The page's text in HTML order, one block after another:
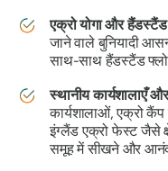
एक्रो योगा और हैंडस्टैंड
जाने वाले बुनियादी
साथ-साथ हैंडस्टैंड फ्लो
स्थानीय कार्यशालाएँ
कार्यशालाओं, एक्रो
इंग्लैंड एक्रो फेस्ट जैसे
समूह में सीखने और